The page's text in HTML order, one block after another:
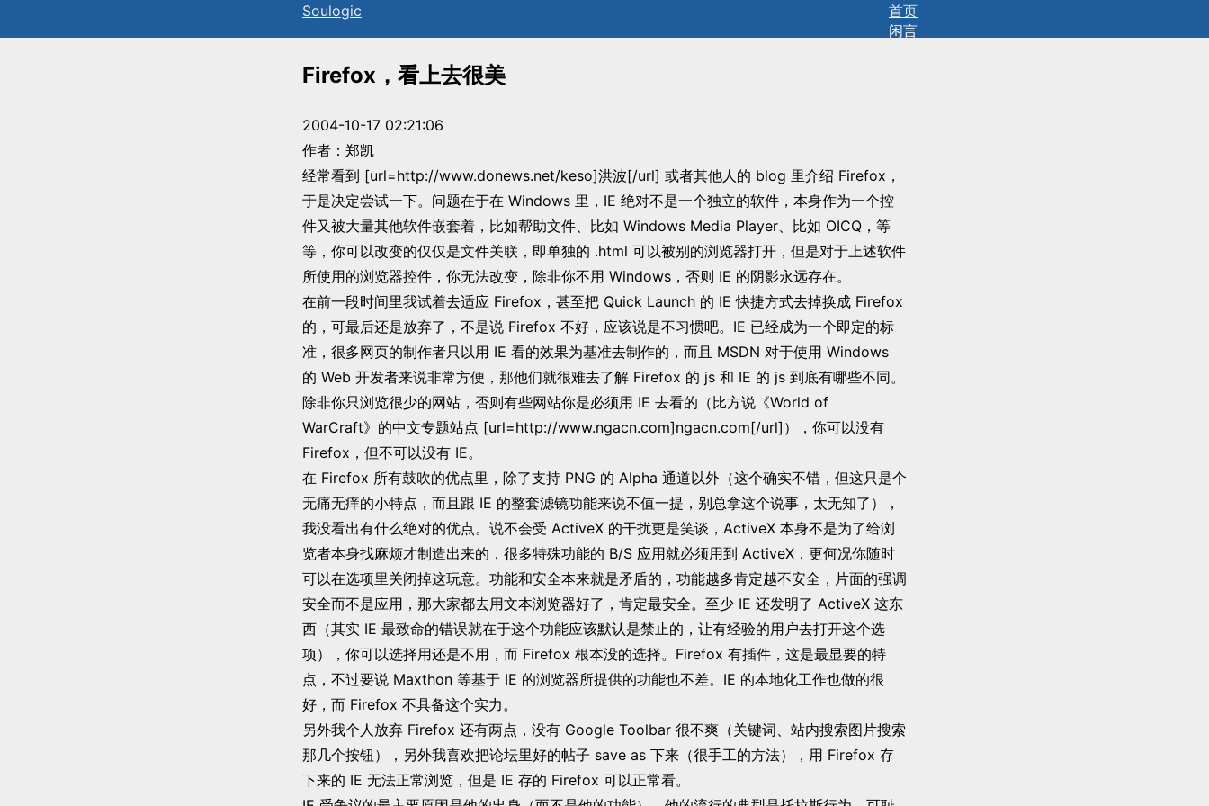
Soulogic
首页
闲言
Firefox，看上去很美
2004-10-17 02:21:06
作者：郑凯
经常看到 [url=http://www.donews.net/keso]洪波[/url] 或者其他人的 blog 里介绍 Firefox，
于是决定尝试一下。问题在于在 Windows 里，IE 绝对不是一个独立的软件，本身作为一个控
件又被大量其他软件嵌套着，比如帮助文件、比如 Windows Media Player、比如 OICQ，等
等，你可以改变的仅仅是文件关联，即单独的 .html 可以被别的浏览器打开，但是对于上述软件
所使用的浏览器控件，你无法改变，除非你不用 Windows，否则 IE 的阴影永远存在。
在前一段时间里我试着去适应 Firefox，甚至把 Quick Launch 的 IE 快捷方式去掉换成 Firefox
的，可最后还是放弃了，不是说 Firefox 不好，应该说是不习惯吧。IE 已经成为一个即定的标
准，很多网页的制作者只以用 IE 看的效果为基准去制作的，而且 MSDN 对于使用 Windows
的 Web 开发者来说非常方便，那他们就很难去了解 Firefox 的 js 和 IE 的 js 到底有哪些不同。
除非你只浏览很少的网站，否则有些网站你是必须用 IE 去看的（比方说《World of
WarCraft》的中文专题站点 [url=http://www.ngacn.com]ngacn.com[/url]），你可以没有
Firefox，但不可以没有 IE。
在 Firefox 所有鼓吹的优点里，除了支持 PNG 的 Alpha 通道以外（这个确实不错，但这只是个
无痛无痒的小特点，而且跟 IE 的整套滤镜功能来说不值一提，别总拿这个说事，太无知了），
我没看出有什么绝对的优点。说不会受 ActiveX 的干扰更是笑谈，ActiveX 本身不是为了给浏
览者本身找麻烦才制造出来的，很多特殊功能的 B/S 应用就必须用到 ActiveX，更何况你随时
可以在选项里关闭掉这玩意。功能和安全本来就是矛盾的，功能越多肯定越不安全，片面的强调
安全而不是应用，那大家都去用文本浏览器好了，肯定最安全。至少 IE 还发明了 ActiveX 这东
西（其实 IE 最致命的错误就在于这个功能应该默认是禁止的，让有经验的用户去打开这个选
项），你可以选择用还是不用，而 Firefox 根本没的选择。Firefox 有插件，这是最显要的特
点，不过要说 Maxthon 等基于 IE 的浏览器所提供的功能也不差。IE 的本地化工作也做的很
好，而 Firefox 不具备这个实力。
另外我个人放弃 Firefox 还有两点，没有 Google Toolbar 很不爽（关键词、站内搜索图片搜索
那几个按钮），另外我喜欢把论坛里好的帖子 save as 下来（很手工的方法），用 Firefox 存
下来的 IE 无法正常浏览，但是 IE 存的 Firefox 可以正常看。